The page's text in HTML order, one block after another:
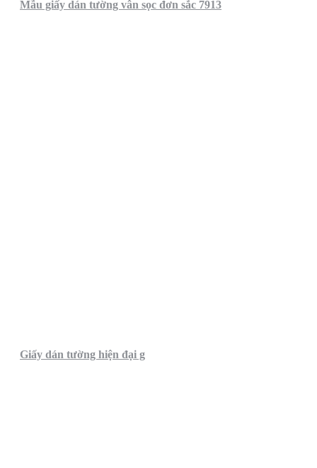
Mẫu giấy dán tường vân sọc đơn sắc 7913
Giấy dán tường hiện đại g